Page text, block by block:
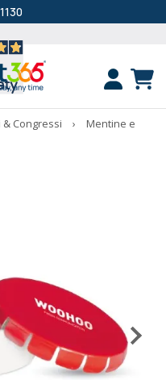
& Congressi ›
Mentine e